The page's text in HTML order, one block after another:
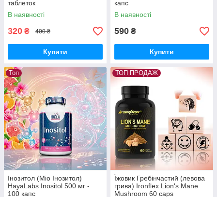
таблеток
В наявності
320 ₴ 400 ₴
Купити
капс
В наявності
590 ₴
Купити
Топ
Інозитол (Міо Інозитол)
HayaLabs Inositol 500 мг -
100 капс
ТОП ПРОДАЖ
Їжовик Гребінчастий (левова
грива) Ironflex Lion's Mane
Mushroom 60 caps